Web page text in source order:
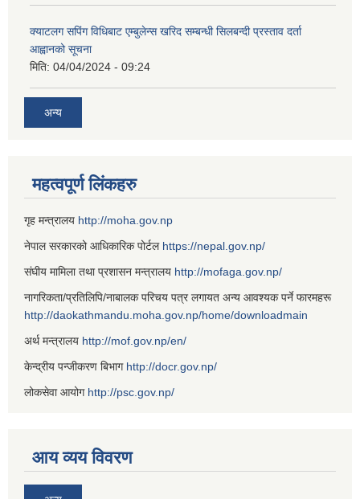
क्याटलग सपिंग विधिबाट एम्बुलेन्स खरिद सम्बन्धी सिलबन्दी प्रस्ताव दर्ता
आह्वानको सूचना
मिति: 04/04/2024 - 09:24
अन्य
महत्वपूर्ण लिंकहरु
गृह मन्त्रालय http://moha.gov.np
नेपाल सरकारको आधिकारिक पोर्टल https://nepal.gov.np/
संघीय मामिला तथा प्रशासन मन्त्रालय http://mofaga.gov.np/
नागरिकता/प्रतिलिपि/नाबालक परिचय पत्र लगायत अन्य आवश्यक पर्ने फारमहरू
http://daokathmandu.moha.gov.np/home/downloadmain
अर्थ मन्त्रालय http://mof.gov.np/en/
केन्द्रीय पन्जीकरण बिभाग http://docr.gov.np/
लोकसेवा आयोग http://psc.gov.np/
आय व्यय विवरण